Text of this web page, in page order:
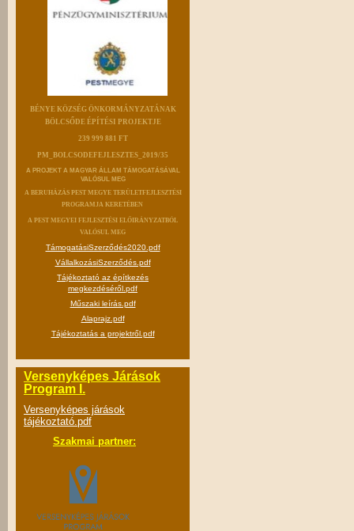
BÉNYE KÖZSÉG ÖNKORMÁNYZATÁNAK
BÖLCSŐDE ÉPÍTÉSI PROJEKTJE
239 999 881 FT
PM_BOLCSODEFEJLESZTES_2019/35
A PROJEKT A MAGYAR ÁLLAM TÁMOGATÁSÁVAL
VALÓSUL MEG
A BERUHÁZÁS PEST MEGYE TERÜLETFEJLESZTÉSI
PROGRAMJA KERETÉBEN
A PEST MEGYEI FEJLESZTÉSI ELŐIRÁNYZATBÓL
VALÓSUL MEG
TámogatásiSzerződés2020.pdf
VállalkozásiSzerződés.pdf
Tájékoztató az építkezés
megkezdéséről.pdf
Műszaki leírás.pdf
Alaprajz.pdf
Tájékoztatás a projektről.pdf
Versenyképes Járások
Program I.
Versenyképes járások
tájékoztató.pdf
Szakmai partner: